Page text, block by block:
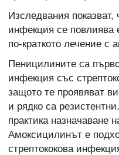
Изследвания показват,
инфекция се повлиява
по-краткото лечение с
Пеницилините са
инфекция със
защото те проявяват
и рядко са
практика назначаване
Амоксицилинът е
стрептококова